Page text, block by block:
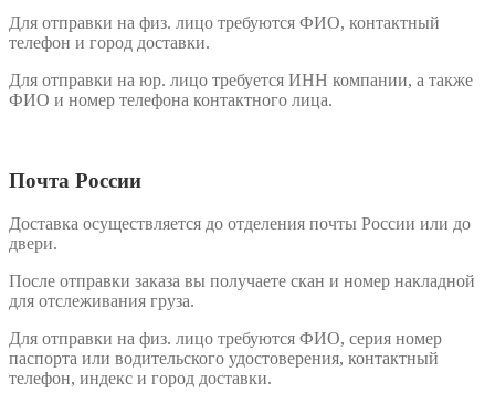
Для отправки на физ. лицо требуются ФИО, контактный
телефон и город доставки.
Для отправки на юр. лицо требуется ИНН компании, а также
ФИО и номер телефона контактного лица.
Почта России
Доставка осуществляется до отделения почты России или до
двери.
После отправки заказа вы получаете скан и номер накладной
для отслеживания груза.
Для отправки на физ. лицо требуются ФИО, серия номер
паспорта или водительского удостоверения, контактный
телефон, индекс и город доставки.